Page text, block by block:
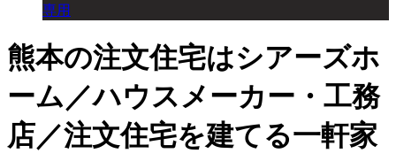
専用
熊本の注文住宅はシアーズホ
ーム／ハウスメーカー・工務
店／注文住宅を建てる一軒家